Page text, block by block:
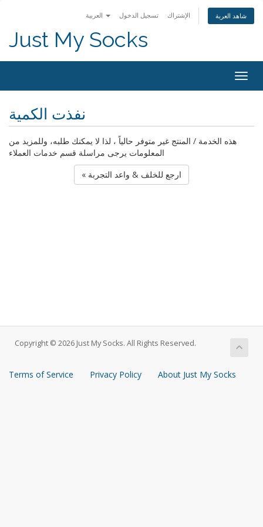
تسجيل الدخول الإشتراك شاهد العربة
Just My Socks
نفذت الكمية
هذه الخدمة / المنتج غير متوفر حالياً ، لذا لا يمكنك طلبه، وللمزيد من
المعلومات يرجى مراسلة قسم خدمات العملاء
« ارجع للخلف & واعد التجربة
Copyright © 2026 Just My Socks. All Rights Reserved.
Terms of Service Privacy Policy About Just My Socks